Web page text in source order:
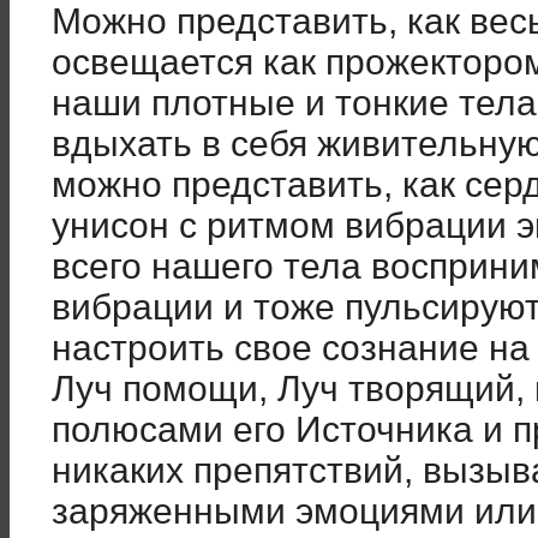
Можно представить, как
освещается как
наши плотные и тонкие
вдыхать в себя
можно представить, как
унисон с ритмом вибрации
всего нашего тела
вибрации и тоже
настроить свое сознание
Луч помощи, Луч творящий,
полюсами его Источника и
никаких препятствий,
заряженными эмоциями